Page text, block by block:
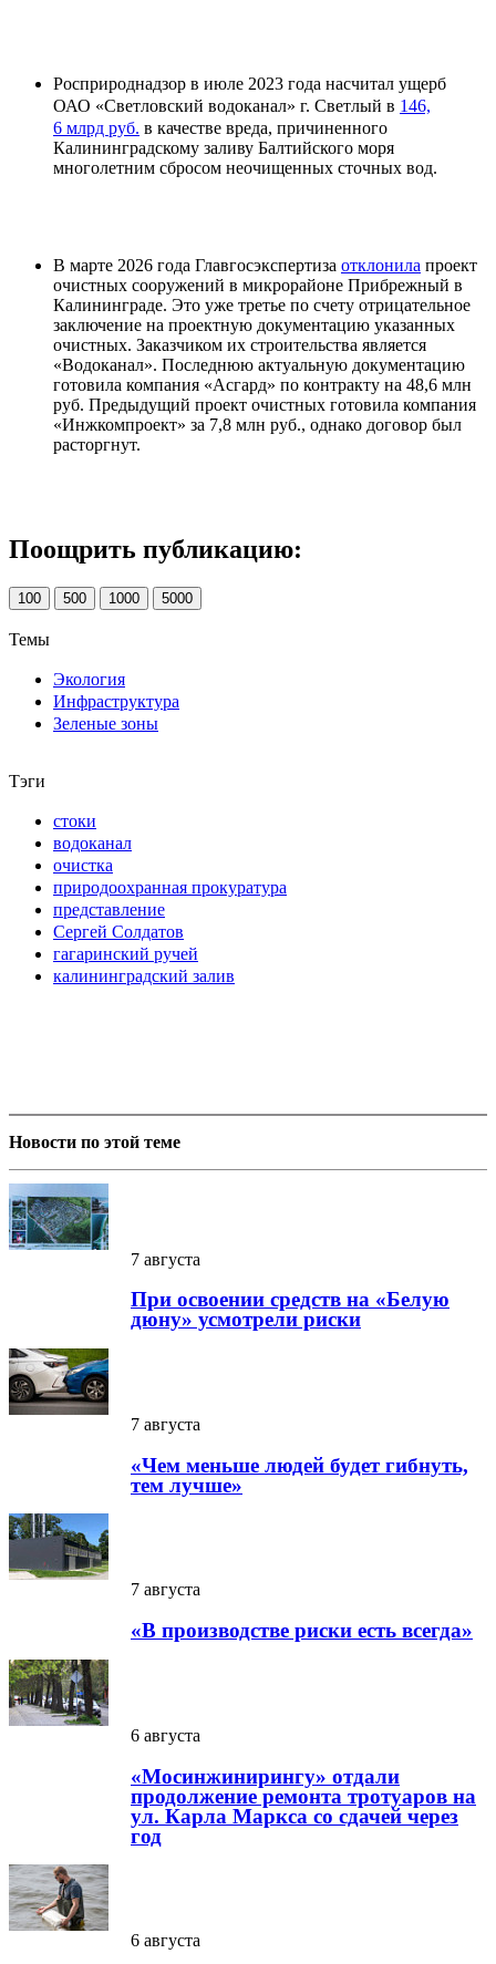
Росприроднадзор в июле 2023 года насчитал ущерб
ОАО «Светловский водоканал» г. Светлый в 146,
6 млрд руб. в качестве вреда, причиненного
Калининградскому заливу Балтийского моря
многолетним сбросом неочищенных сточных вод.
В марте 2026 года Главгосэкспертиза отклонила проект
очистных сооружений в микрорайоне Прибрежный в
Калининграде. Это уже третье по счету отрицательное
заключение на проектную документацию указанных
очистных. Заказчиком их строительства является
«Водоканал». Последнюю актуальную документацию
готовила компания «Асгард» по контракту на 48,6 млн
руб. Предыдущий проект очистных готовила компания
«Инжкомпроект» за 7,8 млн руб., однако договор был
расторгнут.
Поощрить публикацию:
100 500 1000 5000
Темы
Экология
Инфраструктура
Зеленые зоны
Тэги
стоки
водоканал
очистка
природоохранная прокуратура
представление
Сергей Солдатов
гагаринский ручей
калининградский залив
Новости по этой теме
7 августа
При освоении средств на «Белую
дюну» усмотрели риски
7 августа
«Чем меньше людей будет гибнуть,
тем лучше»
7 августа
«В производстве риски есть всегда»
6 августа
«Мосинжинирингу» отдали
продолжение ремонта тротуаров на
ул. Карла Маркса со сдачей через
год
6 августа